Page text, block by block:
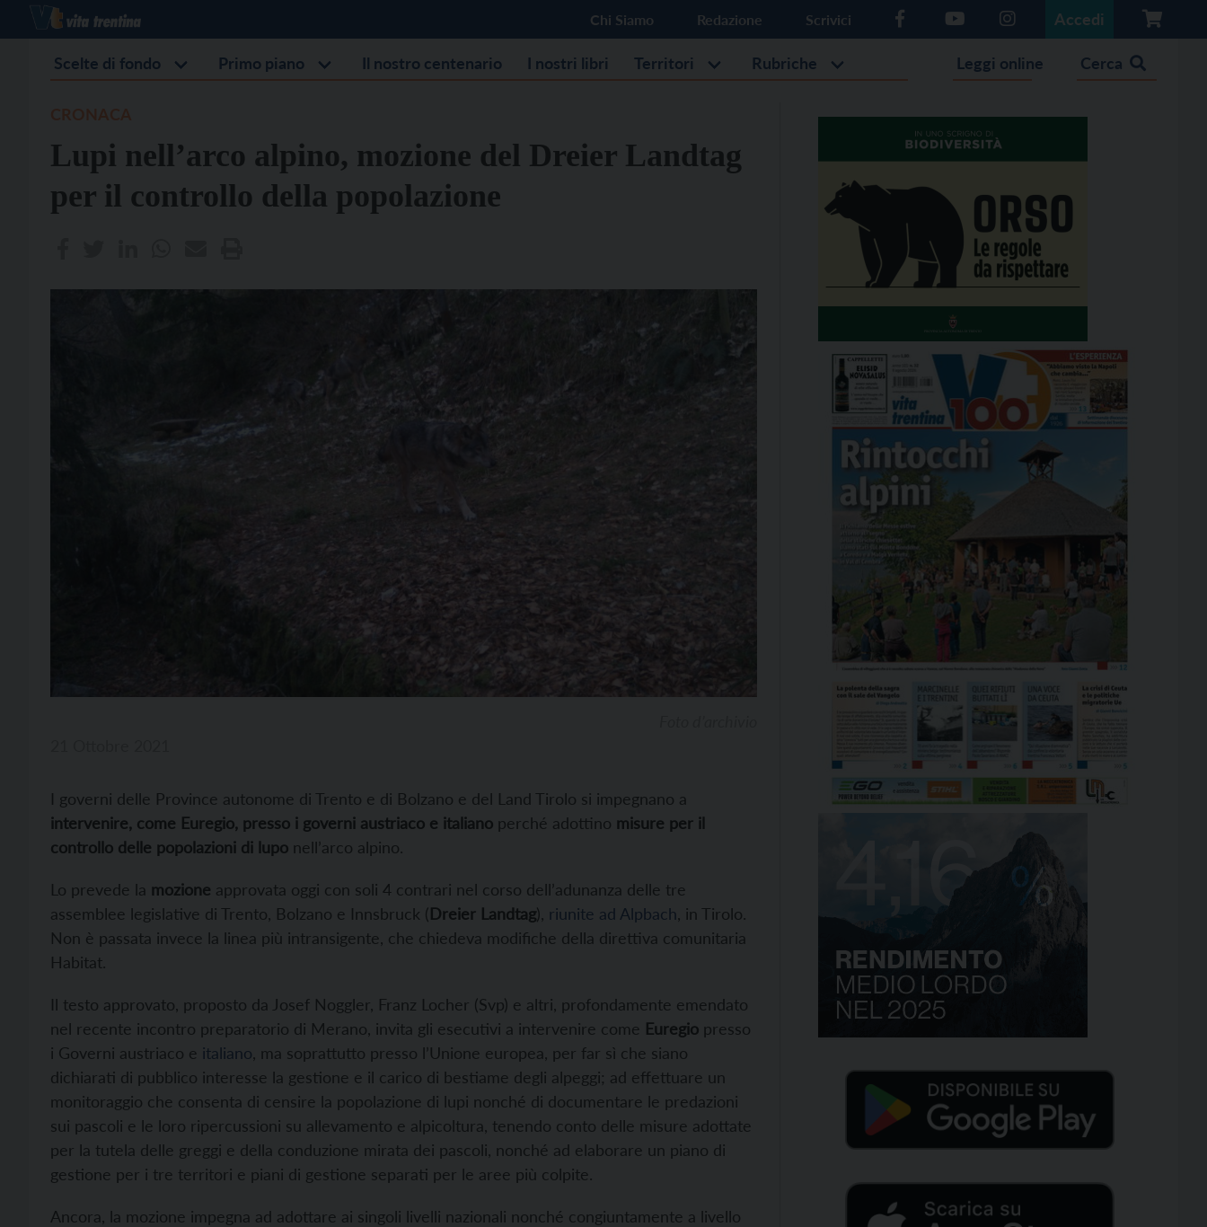
Chi Siamo Redazione Scrivici Accedi
Scelte di fondo Primo piano Il nostro centenario I nostri libri Territori Rubriche Leggi online Cerca
Lupi nell’arco alpino, mozione del Dreier Landtag
per il controllo della popolazione
I governi delle Province autonome di Trento e di Bolzano e del Land Tirolo si impegnano a
intervenire, come Euregio, presso i governi austriaco e italiano perché adottino misure per il
controllo delle popolazioni di lupo nell’arco alpino.
Lo prevede la mozione approvata oggi con soli 4 contrari nel corso dell’adunanza delle tre
assemblee legislative di Trento, Bolzano e Innsbruck (Dreier Landtag), riunite ad Alpbach , in Tirolo.
Non è passata invece la linea più intransigente, che chiedeva modifiche della direttiva comunitaria
Habitat.
Il testo approvato, proposto da Josef Noggler, Franz Locher (Svp) e altri, profondamente emendato
nel recente incontro preparatorio di Merano, invita gli esecutivi a intervenire come Euregio presso
i Governi austriaco e italiano , ma soprattutto presso l’Unione europea, per far sì che siano
dichiarati di pubblico interesse la gestione e il carico di bestiame degli alpeggi; ad effettuare un
monitoraggio che consenta di censire la popolazione di lupi nonché di documentare le predazioni
sui pascoli e le loro ripercussioni su allevamento e alpicoltura, tenendo conto delle misure adottate
per la tutela delle greggi e della conduzione mirata dei pascoli, nonché ad elaborare un piano di
gestione per i tre territori e piani di gestione separati per le aree più colpite.
Ancora, la mozione impegna ad adottare ai singoli livelli nazionali nonché congiuntamente a livello